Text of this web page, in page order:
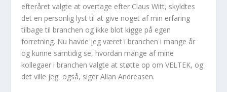
efteråret valgte at overtage efter Claus Witt, skyldtes
det en personlig lyst til at give noget af min erfaring
tilbage til branchen og ikke blot kigge på egen
forretning. Nu havde jeg været i branchen i mange år
og kunne samtidig se, hvordan mange af mine
kollegaer i branchen valgte at støtte op om VELTEK, og
det ville jeg også, siger Allan Andreasen.